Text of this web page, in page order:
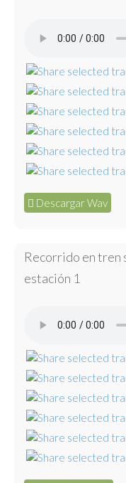
Descargar Wav
Recorrido en tren
estación 1